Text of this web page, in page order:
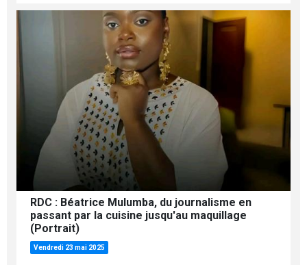
RDC : Béatrice Mulumba, du journalisme en
passant par la cuisine jusqu'au maquillage
(Portrait)
Vendredi 23 mai 2025